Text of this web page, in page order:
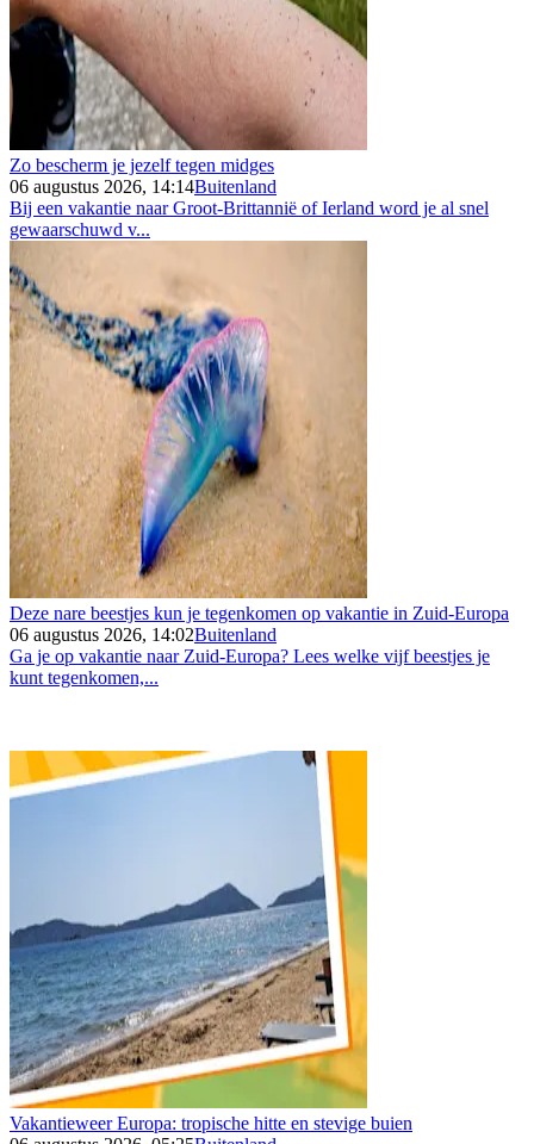
Zo bescherm je jezelf tegen midges
06 augustus 2026, 14:14Buitenland
Bij een vakantie naar Groot-Brittannië of Ierland word je al snel
gewaarschuwd v...
Deze nare beestjes kun je tegenkomen op vakantie in Zuid-Europa
06 augustus 2026, 14:02Buitenland
Ga je op vakantie naar Zuid-Europa? Lees welke vijf beestjes je
kunt tegenkomen,...
Vakantieweer Europa: tropische hitte en stevige buien